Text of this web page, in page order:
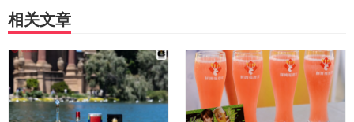
相关文章